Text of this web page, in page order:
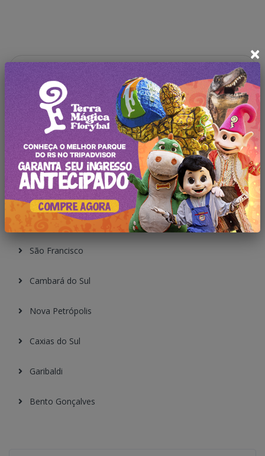
Pesquisar no Blog
Categorias
Todas Publicações
Gramado
São Francisco
Cambará do Sul
Nova Petrópolis
Caxias do Sul
Garibaldi
Bento Gonçalves
×